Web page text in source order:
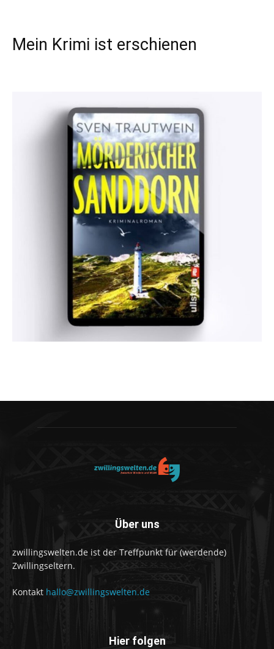
Mein Krimi ist erschienen
Über uns
zwillingswelten.de ist der Treffpunkt für (werdende)
Zwillingseltern.
Kontakt hallo@zwillingswelten.de
Hier folgen